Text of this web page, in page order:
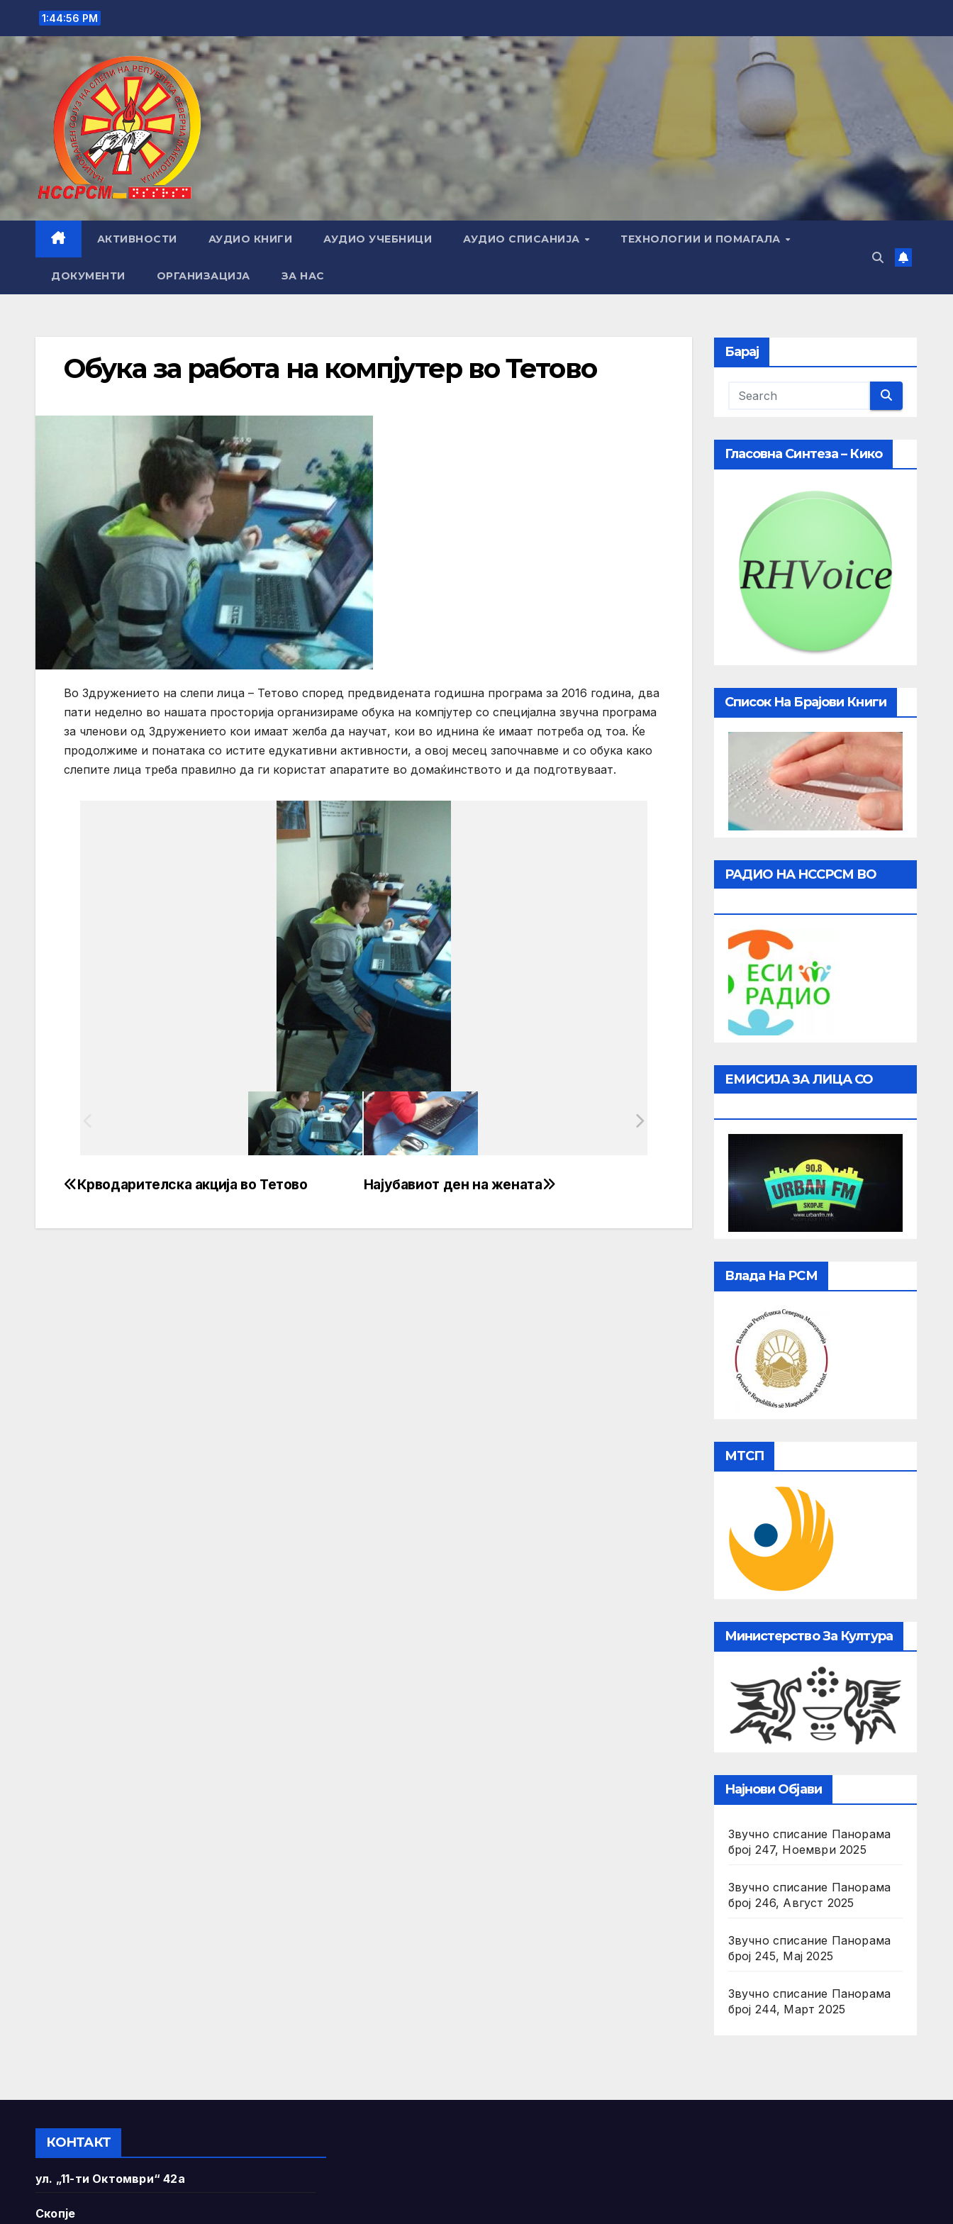
content
1:44:57 PM
АКТИВНОСТИ АУДИО КНИГИ АУДИО УЧЕБНИЦИ АУДИО СПИСАНИЈА ТЕХНОЛОГИИ И ПОМАГАЛА
ДОКУМЕНТИ ОРГАНИЗАЦИЈА ЗА НАС
Обука за работа на компјутер во Тетово
Во Здружението на слепи лица – Тетово според предвидената годишна програма за 2016 година, два
пати неделно во нашата просторија организираме обука на компјутер со специјална звучна програма
за членови од Здружението кои имаат желба да научат, кои во иднина ќе имаат потреба од тоа. Ќе
продолжиме и понатака со истите едукативни активности, а овој месец започнавме и со обука како
слепите лица треба правилно да ги користат апаратите во домаќинството и да подготвуваат.
Post
Најубавиот ден на жената
Крводарителска акција во Тетово
Барај
Гласовна Синтеза – Кико
Список На Брајови Книги
РАДИО НА НССРСМ ВО
ЕМИСИЈА ЗА ЛИЦА СО
Влада На РСМ
МТСП
Министерство За Култура
Најнови Објави
Звучно списание Панорама
број 247, Ноември 2025
Звучно списание Панорама
број 246, Август 2025
Звучно списание Панорама
број 245, Мај 2025
Звучно списание Панорама
број 244, Март 2025
КОНТАКТ
ул. „11-ти Октомври“ 42а
Скопје